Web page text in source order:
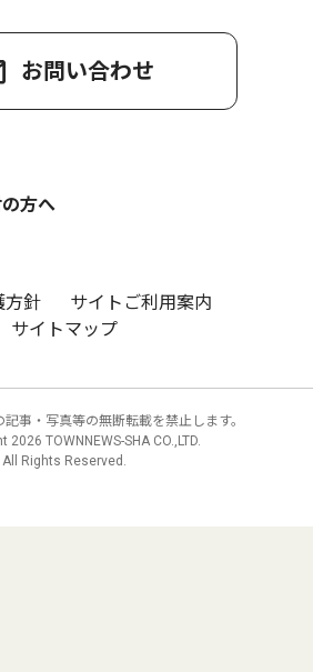
お問い合わせ
方へ
方針
サイトご利用案内
サイトマップ
事・写真等の無断転載を禁止します。
2026 TOWNNEWS-SHA CO.,LTD.
All Rights Reserved.